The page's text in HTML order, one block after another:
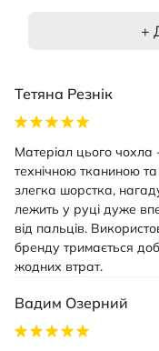
+
Тетяна Резнік
Матеріал цього
технічною тканиною
злегка шорстка,
лежить у руці дуже
від пальців.
бренду тримається
жодних втрат.
Вадим Озерний